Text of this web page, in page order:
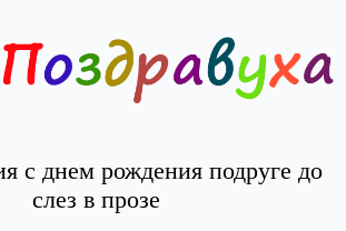
с днем рождения подруге до
слез в прозе